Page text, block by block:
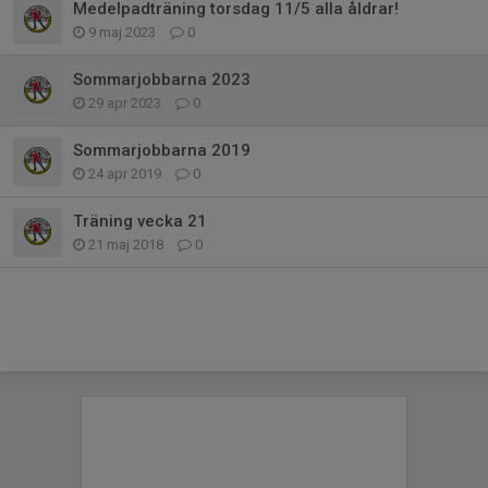
Medelpadträning torsdag 11/5 alla åldrar!
9 maj 2023 0
Sommarjobbarna 2023
29 apr 2023 0
Sommarjobbarna 2019
24 apr 2019 0
Träning vecka 21
21 maj 2018 0